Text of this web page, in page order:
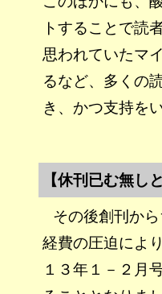
トすることで読
思われていたマ
るなど、多くの
き、かつ支持を
【休刊已む無し
その後創刊か
経費の圧迫によ
１３年１－２月